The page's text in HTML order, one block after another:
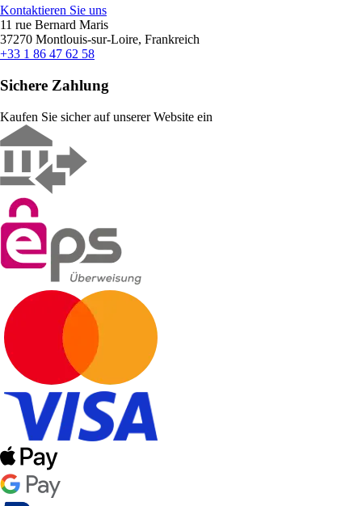
Kontaktieren Sie uns
11 rue Bernard Maris
37270 Montlouis-sur-Loire, Frankreich
+33 1 86 47 62 58
Sichere Zahlung
Kaufen Sie sicher auf unserer Website ein